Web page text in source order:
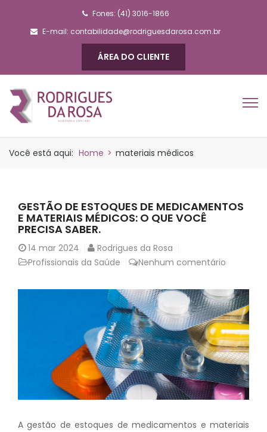
Fones: (41) 3016-1866
E-mail: contabilidade@rodriguesdarosa.com.br
ÁREA DO CLIENTE
Você está aqui: Home > materiais médicos
GESTÃO DE ESTOQUES DE MEDICAMENTOS
E MATERIAIS MÉDICOS: O QUE VOCÊ
PRECISA SABER.
14 mar 2024
Rodrigues da Rosa
Profissionais da Saúde
Nenhum comentário
A gestão de estoques de medicamentos e materiais